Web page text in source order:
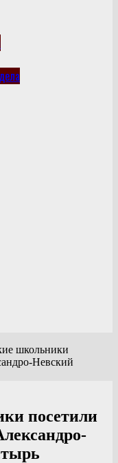
школьники
Невский
посетили